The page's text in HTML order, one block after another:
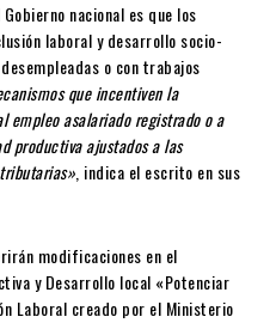
nacional es que los
laboral y desarrollo socio-
o con trabajos
que incentiven la
empleo asalariado registrado o a
productiva ajustados a las
, indica el escrito en sus
modificaciones en el
y Desarrollo local «Potenciar
Laboral creado por el Ministerio